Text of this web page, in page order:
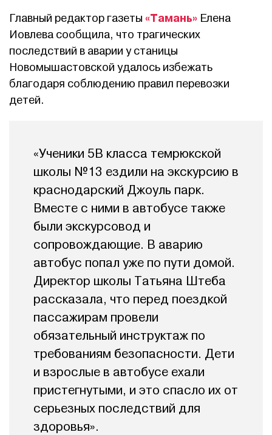
Главный редактор газеты «Тамань» Елена
Иовлева сообщила, что трагических
последствий в аварии у станицы
Новомышастовской удалось избежать
благодаря соблюдению правил перевозки
детей.
«Ученики 5В класса темрюкской
школы №13 ездили на экскурсию в
краснодарский Джоуль парк.
Вместе с ними в автобусе также
были экскурсовод и
сопровождающие. В аварию
автобус попал уже по пути домой.
Директор школы Татьяна Штеба
рассказала, что перед поездкой
пассажирам провели
обязательный инструктаж по
требованиям безопасности. Дети
и взрослые в автобусе ехали
пристегнутыми, и это спасло их от
серьезных последствий для
здоровья».